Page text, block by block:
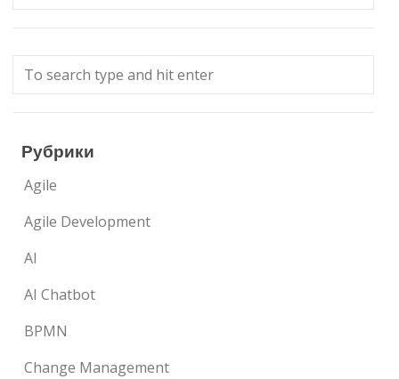
Рубрики
Agile
Agile Development
AI
AI Chatbot
BPMN
Change Management